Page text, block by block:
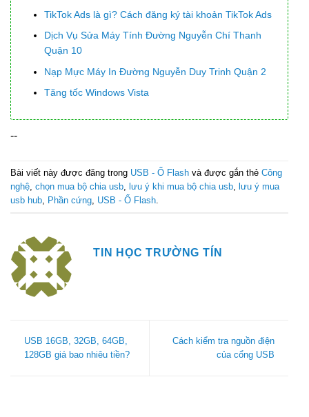
TikTok Ads là gì? Cách đăng ký tài khoản TikTok Ads
Dịch Vụ Sửa Máy Tính Đường Nguyễn Chí Thanh
Quận 10
Nạp Mực Máy In Đường Nguyễn Duy Trinh Quận 2
Tăng tốc Windows Vista
--
Bài viết này được đăng trong USB - Ổ Flash và được gắn thẻ Công
nghệ chọn mua bộ chia usb lưu ý khi mua bộ chia usb
lưu ý mua
usb hub
Phần cứng USB - Ổ Flash
TIN HỌC TRƯỜNG TÍN
USB 16GB, 32GB, 64GB,
128GB giá bao nhiêu tiền?
Cách kiểm tra nguồn điện
của cổng USB